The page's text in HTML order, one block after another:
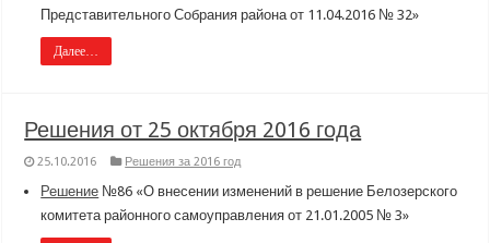
Представительного Собрания района от 11.04.2016 № 32»
Далее…
Решения от 25 октября 2016 года
25.10.2016 Решения за 2016 год
Решение №86 «О внесении изменений в решение Белозерского
комитета районного самоуправления от 21.01.2005 № 3»